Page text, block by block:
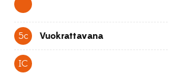
5c Vuokrattavana
IC